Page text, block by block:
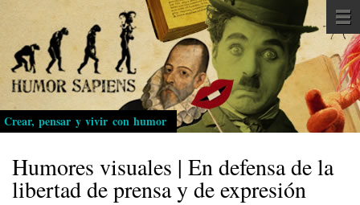
Pasar
al
contenido
principal
Crear, pensar y vivir con humor
Humores visuales | En defensa de la
libertad de prensa y de expresión